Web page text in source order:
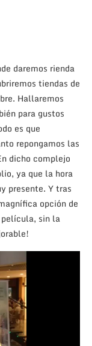
daremos rienda
tiendas de
Hallaremos
para gustos
es que
repongamos las
dicho complejo
ya que la hora
presente. Y tras
opción de
sin la